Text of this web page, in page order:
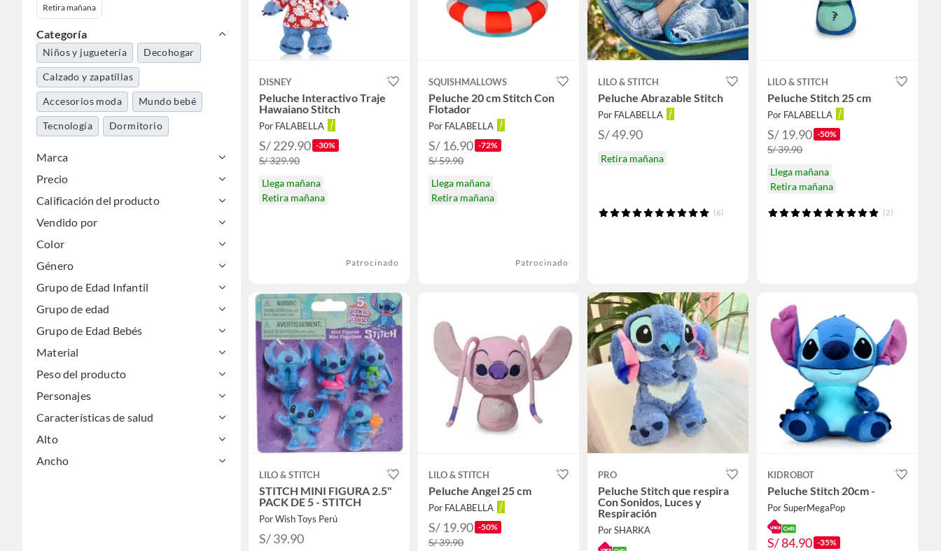
Retira mañana
Categoría
Niños y juguetería Decohogar
Calzado y zapatillas
Accesorios moda Mundo bebé
Tecnología Dormitorio
Marca
Precio
Calificación del producto
Vendido por
Color
Género
Grupo de Edad Infantil
Grupo de edad
Grupo de Edad Bebés
Material
Peso del producto
Personajes
Características de salud
Alto
Ancho
DISNEY
Peluche Interactivo Traje
Hawaiano Stitch
Por FALABELLA
S/ 229.90 -30%
S/ 329.90
Llega mañana
Retira mañana
Patrocinado
SQUISHMALLOWS
Peluche 20 cm Stitch Con
Flotador
Por FALABELLA
S/ 16.90 -72%
S/ 59.90
Llega mañana
Retira mañana
Patrocinado
LILO & STITCH
Peluche Abrazable Stitch
Por FALABELLA
S/ 49.90
Retira mañana
(6)
LILO & STITCH
Peluche Stitch 25 cm
Por FALABELLA
S/ 19.90 -50%
S/ 39.90
Llega mañana
Retira mañana
(2)
LILO & STITCH
STITCH MINI FIGURA 2.5"
PACK DE 5 - STITCH
Por Wish Toys Perú
S/ 39.90
LILO & STITCH
Peluche Angel 25 cm
Por FALABELLA
S/ 19.90 -50%
S/ 39.90
PRO
Peluche Stitch que respira
Con Sonidos, Luces y
Respiración
Por SHARKA
KIDROBOT
Peluche Stitch 20cm -
Por SuperMegaPop
S/ 84.90 -35%